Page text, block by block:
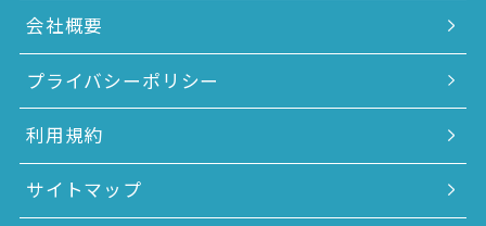
会社概要
プライバシーポリシー
利用規約
サイトマップ